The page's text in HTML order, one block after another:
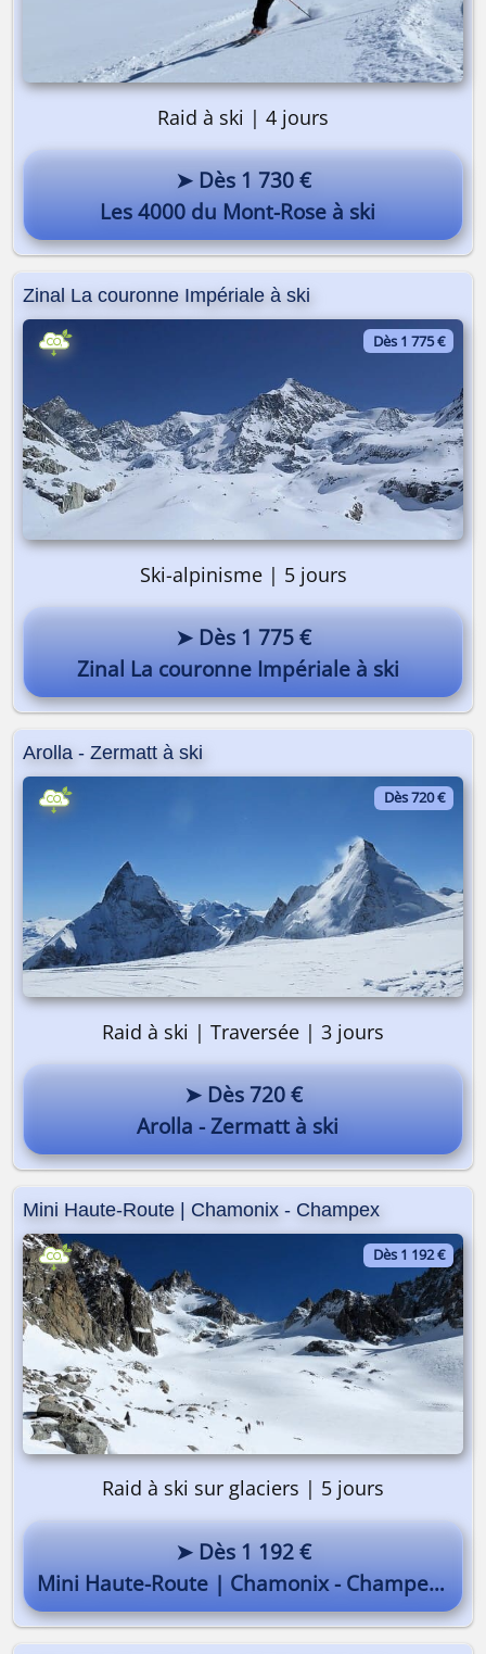
Raid à ski | 4 jours
➤ Dès 1 730 €
Les 4000 du Mont-Rose à ski
Zinal La couronne Impériale à ski
Dès 1 775 €
Ski-alpinisme | 5 jours
➤ Dès 1 775 €
Zinal La couronne Impériale à ski
Arolla - Zermatt à ski
Dès 720 €
Raid à ski | Traversée | 3 jours
➤ Dès 720 €
Arolla - Zermatt à ski
Mini Haute-Route | Chamonix - Champex
Dès 1 192 €
Raid à ski sur glaciers | 5 jours
➤ Dès 1 192 €
Mini Haute-Route | Chamonix - Champex